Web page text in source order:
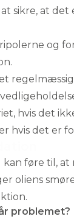
sikre, at det
og
hvis det
hvis det er
føre til, at
oliens
problemet?